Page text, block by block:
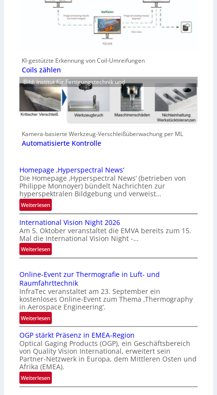
KI-gestützte Erkennung von Coil-Umreifungen
Coils zählen
Bild: Institut für Fertigungstechnik und
Kamera-basierte Werkzeug-Verschleißüberwachung per ML
Automatisierte Kontrolle
Homepage ‚Hyperspectral News‘
Die Homepage ‚Hyperspectral News‘ (betrieben von
Philippe Monnoyer) bündelt Nachrichten zur
hyperspektralen Bildgebung und verweist…
Weiterlesen:
H
o
m
e
p
a
e
‚
H
y
p
e
r
s
p
e
c
t
r
International Vision Night 2026
Am 5. Oktober veranstaltet die EMVA bereits zum 15.
Mal die International Vision Night -…
Weiterlesen:
I
t
e
r
n
a
t
o
n
a
l
V
i
Online-Event zur Thermografie in Luft- und
Raumfahrttechnik
InfraTec veranstaltet am 23. September ein
kostenloses Online-Event zum Thema ‚Thermography
in Aerospace Engineering‘.
Weiterlesen:
O
n
l
i
n
e
-
OGP stärkt Präsenz in EMEA-Region
Optical Gaging Products (OGP), ein Geschäftsbereich
von Quality Vision International, erweitert sein
Partner-Netzwerk in Europa, dem Mittleren Osten und
Afrika (EMEA).
Weiterlesen:
O